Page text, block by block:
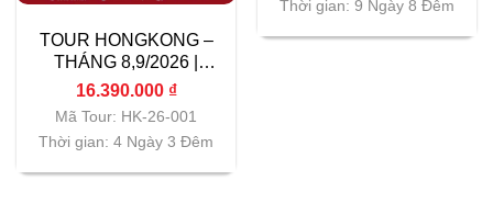
TOUR HONGKONG –
THÁNG 8,9/2026 |
Vietnam Airlines|
16.390.000 ₫
Mã Tour: HK-26-001
Thời gian: 4 Ngày 3 Đêm
Thời gian: 9 Ngày 8 Đêm